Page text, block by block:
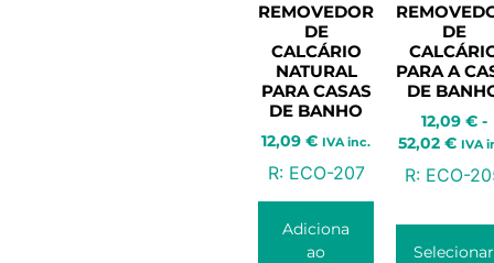
REMOVEDOR
DE
CALCÁRIO
NATURAL
PARA CASAS
DE BANHO
12,09 € IVA inc.
R:ECO-207
Adiciona
ao
DE
PARA A
DE
12,09 € -
52,02 € IVA
R: ECO-
Selecionar